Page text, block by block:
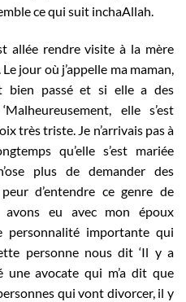
ce qui suit inchaAllah.
allée rendre visite à la mère
Le jour où j’appelle ma maman,
bien passé et si elle a des
elle s’est
très triste. Je n’arrivais pas à
qu’elle s’est mariée
plus de demander des
d’entendre ce genre de
avons eu avec mon époux
personnalité importante qui
personne nous dit ‘Il y a
une avocate qui m’a dit que
qui vont divorcer, il y